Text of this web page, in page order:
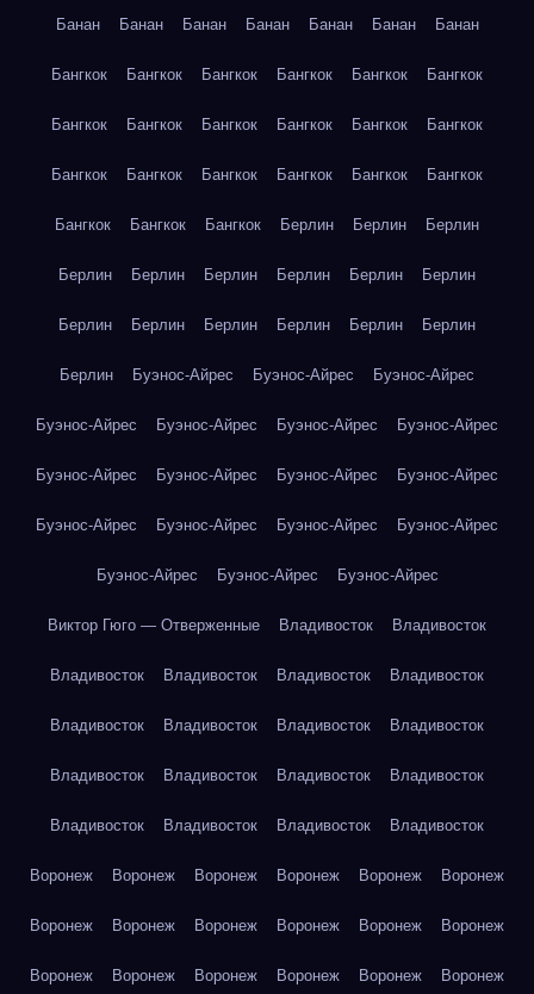
Банан Банан Банан Банан Банан Банан Банан
Бангкок Бангкок Бангкок Бангкок Бангкок Бангкок
Бангкок Бангкок Бангкок Бангкок Бангкок Бангкок
Бангкок Бангкок Бангкок Бангкок Бангкок Бангкок
Бангкок Бангкок Бангкок Берлин Берлин Берлин
Берлин Берлин Берлин Берлин Берлин Берлин
Берлин Берлин Берлин Берлин Берлин Берлин
Берлин Буэнос-Айрес Буэнос-Айрес Буэнос-Айрес
Буэнос-Айрес Буэнос-Айрес Буэнос-Айрес Буэнос-Айрес
Буэнос-Айрес Буэнос-Айрес Буэнос-Айрес Буэнос-Айрес
Буэнос-Айрес Буэнос-Айрес Буэнос-Айрес Буэнос-Айрес
Буэнос-Айрес Буэнос-Айрес Буэнос-Айрес
Виктор Гюго — Отверженные Владивосток Владивосток
Владивосток Владивосток Владивосток Владивосток
Владивосток Владивосток Владивосток Владивосток
Владивосток Владивосток Владивосток Владивосток
Владивосток Владивосток Владивосток Владивосток
Воронеж Воронеж Воронеж Воронеж Воронеж Воронеж
Воронеж Воронеж Воронеж Воронеж Воронеж Воронеж
Воронеж Воронеж Воронеж Воронеж Воронеж Воронеж